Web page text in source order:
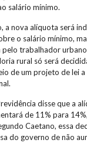
salário mínimo.
a nova alíquota será
o salário mínimo,
trabalhador
rural só será
de um projeto de lei a
disse que a
de 11% para
Caetano, essa
do governo de não